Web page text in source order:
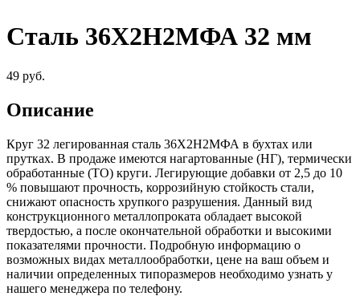
Сталь 36Х2Н2МФА 32 мм
49 руб.
Описание
Круг 32 легированная сталь 36Х2Н2МФА в бухтах или
прутках. В продаже имеются нагартованные (НГ), термически
обработанные (ТО) круги. Легирующие добавки от 2,5 до 10
% повышают прочность, коррозийную стойкость стали,
снижают опасность хрупкого разрушения. Данный вид
конструкционного металлопроката обладает высокой
твердостью, а после окончательной обработки и высокими
показателями прочности. Подробную информацию о
возможных видах металлообработки, цене на ваш объем и
наличии определенных типоразмеров необходимо узнать у
нашего менеджера по телефону.